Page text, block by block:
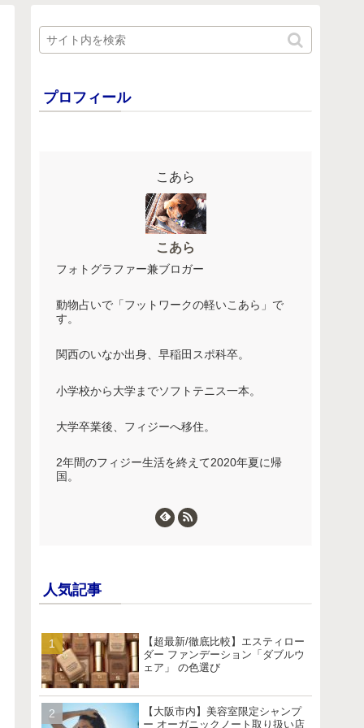
プロフィール
こあら
こあら
フォトグラファー兼ブロガー
動物占いで「フットワークの軽いこあら」で
す。
関西のいなか出身、早稲田スポ科卒。
小学校から大学までソフトテニス一本。
大学卒業後、フィジーへ移住。
2年間のフィジー生活を終えて2020年夏に帰
国。
人気記事
【超最新/徹底比較】エスティロー
ダー ファンデーション「ダブルウ
ェア」 の色選び
【大阪市内】美容室限定シャンプ
ー オーガニックノート取り扱い店